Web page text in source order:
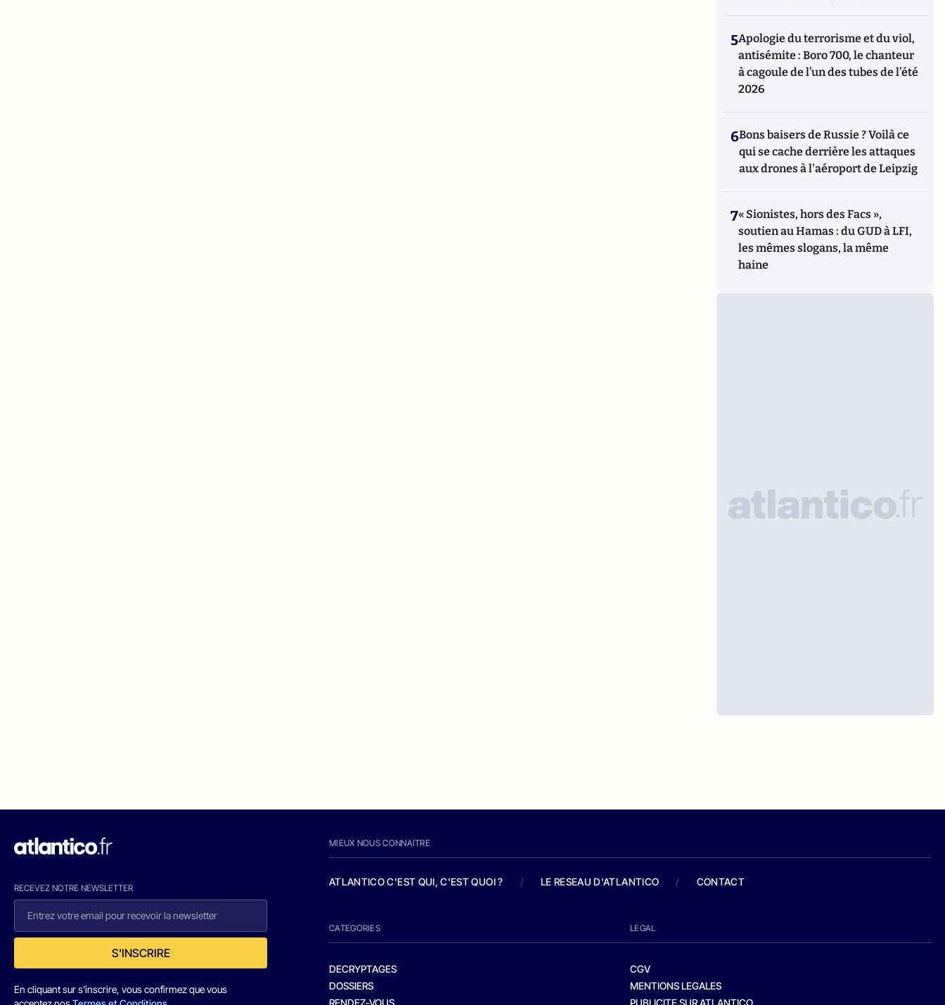
5Apologie du terrorisme et du viol,
antisémite : Boro 700, le chanteur
à cagoule de l’un des tubes de l’été
2026
6Bons baisers de Russie ? Voilà ce
qui se cache derrière les attaques
aux drones à l'aéroport de Leipzig
7« Sionistes, hors des Facs »,
soutien au Hamas : du GUD à LFI,
les mêmes slogans, la même
haine
RECEVEZ NOTRE NEWSLETTER
S'INSCRIRE
En cliquant sur s'inscrire, vous confirmez que vous
MIEUX NOUS CONNAITRE
ATLANTICO C'EST QUI, C'EST QUOI ? / LE RESEAU D'ATLANTICO / CONTACT
CATEGORIES
DECRYPTAGES
DOSSIERS
RENDEZ-VOUS
LEGAL
CGV
MENTIONS LEGALES
PUBLICITE SUR ATLANTICO